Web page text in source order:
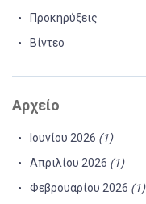
Προκηρύξεις
Βίντεο
Αρχείο
Ιουνίου 2026 (1)
Απριλίου 2026 (1)
Φεβρουαρίου 2026 (1)